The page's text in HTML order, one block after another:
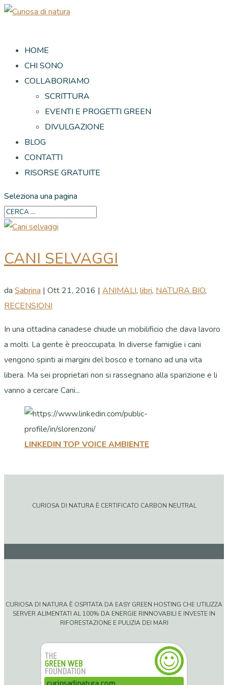
HOME
CHI SONO
COLLABORIAMO
SCRITTURA
EVENTI E PROGETTI GREEN
DIVULGAZIONE
BLOG
CONTATTI
RISORSE GRATUITE
Seleziona una pagina
CANI SELVAGGI
da Sabrina | Ott 21, 2016 | ANIMALI, libri, NATURA BIO,
RECENSIONI
In una cittadina canadese chiude un mobilificio che dava lavoro
a molti. La gente è preoccupata. In diverse famiglie i cani
vengono spinti ai margini del bosco e tornano ad una vita
libera. Ma sei proprietari non si rassegnano alla sparizione e li
vanno a cercare Cani...
LINKEDIN TOP VOICE AMBIENTE
CURIOSA DI NATURA È CERTIFICATO CARBON NEUTRAL
CURIOSA DI NATURA È OSPITATA DA EASY GREEN HOSTING CHE UTILIZZA
SERVER ALIMENTATI AL 100% DA ENERGIE RINNOVABILI E INVESTE IN
RIFORESTAZIONE E PULIZIA DEI MARI